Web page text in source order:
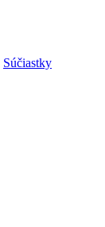
Súčiastky